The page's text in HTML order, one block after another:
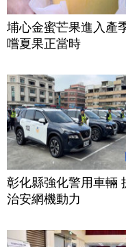
埔心金蜜芒果進入產
嚐夏果正當時
彰化縣強化警用車輛
治安網機動力